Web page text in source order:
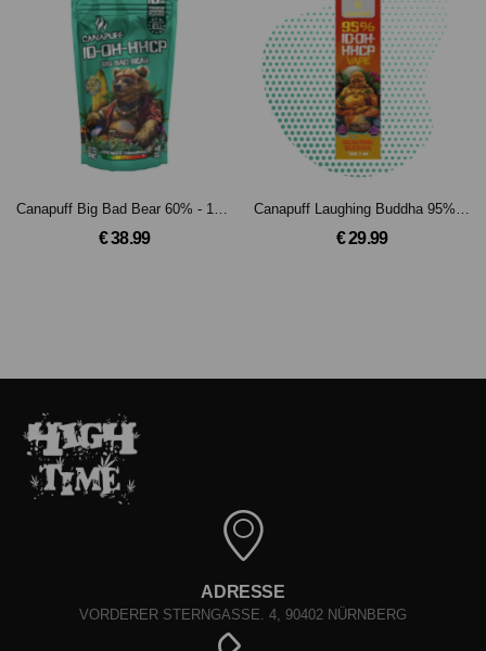
€ 38.99 € 29.99
ADRESSE
VORDERER STERNGASSE. 4, 90402 NÜRNBERG